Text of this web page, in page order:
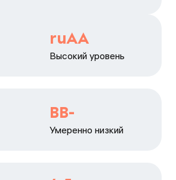
ruAA
Высокий уровень
BB-
Умеренно низкий